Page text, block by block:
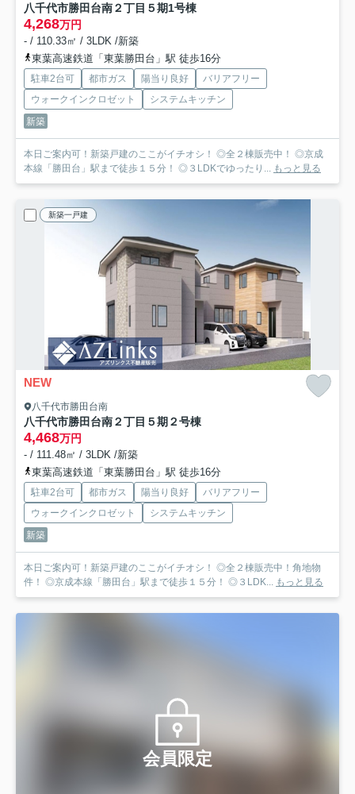
八千代市勝田台南２丁目５期1号棟
4,268万円
- / 110.33㎡ / 3LDK /新築
東葉高速鉄道「東葉勝田台」駅 徒歩16分
駐車2台可 都市ガス 陽当り良好
バリアフリー
ウォークインクロゼット
システムキッチン
新築
本日ご案内可！新築戸建のここがイチオシ！ ◎全２棟販売中！ ◎京成
本線「勝田台」駅まで徒歩１５分！ ◎３LDKでゆったり... もっと見る
新築一戸建
NEW
八千代市勝田台南
八千代市勝田台南２丁目５期 ２号棟
4,468万円
- / 111.48㎡ / 3LDK /新築
東葉高速鉄道「東葉勝田台」駅 徒歩16分
駐車2台可 都市ガス 陽当り良好
バリアフリー
ウォークインクロゼット
システムキッチン
新築
本日ご案内可！新築戸建のここがイチオシ！ ◎全２棟販売中！角地物
件！ ◎京成本線「勝田台」駅まで徒歩１５分！ ◎３LDK... もっと見る
会員限定